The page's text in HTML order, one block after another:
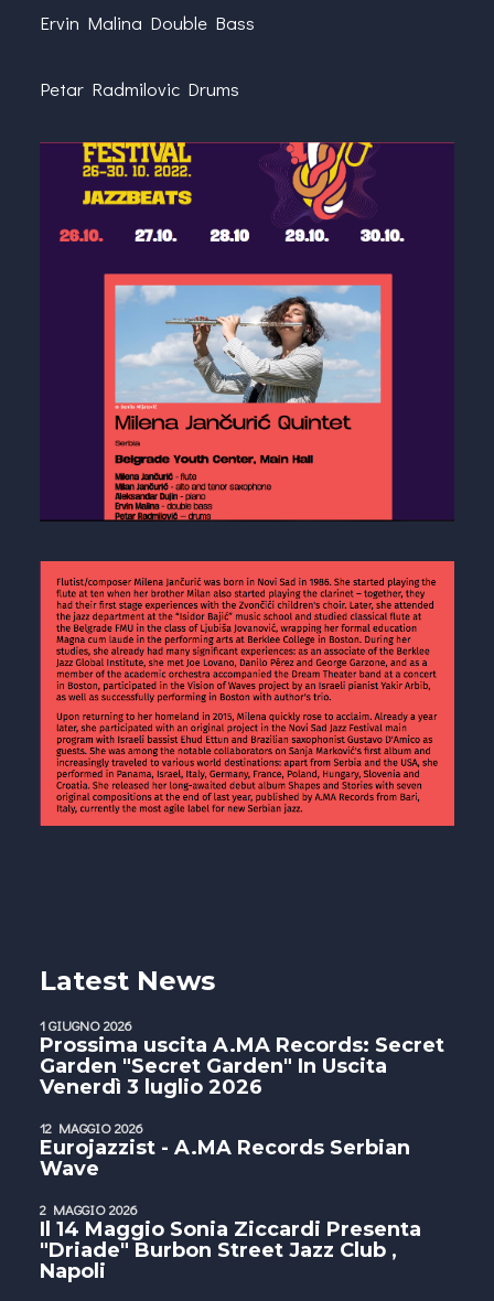
Ervin Malina Double Bass
Petar Radmilovic Drums
Latest News
1 GIUGNO 2026
Prossima uscita A.MA Records: Secret
Garden "Secret Garden" In Uscita
Venerdì 3 luglio 2026
12 MAGGIO 2026
Eurojazzist - A.MA Records Serbian
Wave
2 MAGGIO 2026
Il 14 Maggio Sonia Ziccardi Presenta
"Driade" Burbon Street Jazz Club ,
Napoli